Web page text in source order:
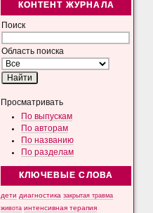
КОНТЕНТ ЖУРНАЛА
Поиск
Область поиска
Просматривать
По выпускам
По авторам
По названию
По разделам
КЛЮЧЕВЫЕ СЛОВА
дети диагностика закрытая травма
живота интенсивная терапия